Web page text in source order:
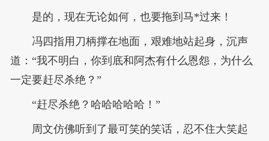
是的，现在无论如何，也要拖到马*过来！
冯四指用刀柄撑在地面，艰难地站起身，沉声
道：“我不明白，你到底和阿杰有什么恩怨，为什么
一定要赶尽杀绝？”
“赶尽杀绝？哈哈哈哈哈！”
周文仿佛听到了最可笑的笑话，忍不住大笑起